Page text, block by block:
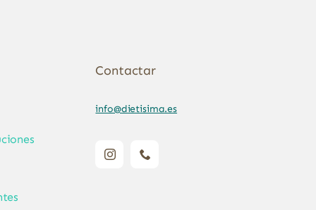
Contactar
info@dietisima.es